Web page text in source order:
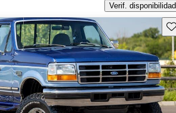
Verif. disponibilidad